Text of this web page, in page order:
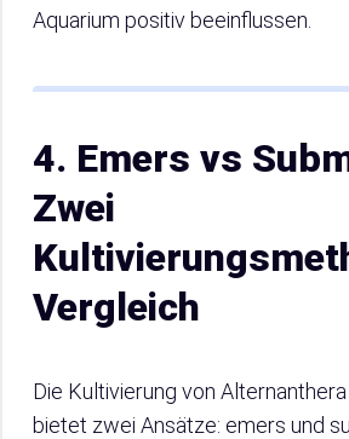
Aquarium positiv beeinflussen.
4. Emers vs
Zwei
Vergleich
Die Kultivierung von
bietet zwei Ansätze: emers und